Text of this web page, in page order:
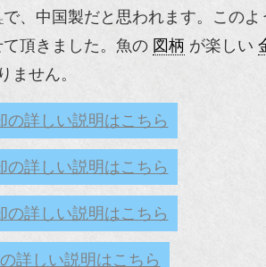
で、中国製だと思われます。このよ
頂きました。魚の 図柄 が楽しい
ません。
の詳しい説明はこちら
の詳しい説明はこちら
の詳しい説明はこちら
詳しい説明はこちら